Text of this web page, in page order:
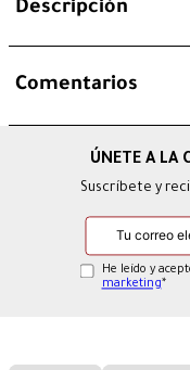
Descripción
Comentarios
Suscríbete y
He leído y
marketing*